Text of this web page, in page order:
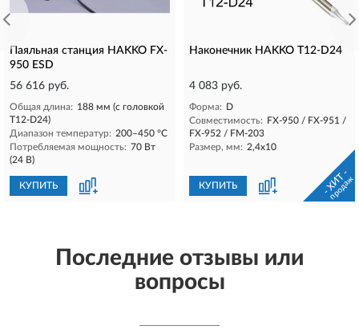
Паяльная станция HAKKO FX-
950 ESD
56 616 руб.
Общая длина: 188 мм (с головкой
Т12-D24)
Диапазон температур: 200–450 °C
Потребляемая мощность: 70 Вт
(24 В)
КУПИТЬ
Наконечник HAKKO T12-D24
4 083 руб.
Форма: D
Совместимость: FX-950 / FX-951 /
FX-952 / FM-203
Размер, мм: 2,4х10
КУПИТЬ - ХИТ -
продаж
Последние отзывы или
вопросы